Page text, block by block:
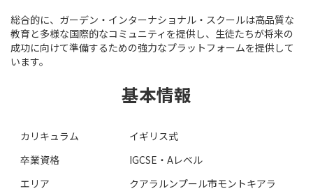
総合的に、ガーデン・インターナショナル・スクールは高品質な
教育と多様な国際的なコミュニティを提供し、生徒たちが将来の
成功に向けて準備するための強力なプラットフォームを提供して
います。
基本情報
カリキュラム
イギリス式
卒業資格
IGCSE・Aレベル
エリア
クアラルンプール市モントキアラ